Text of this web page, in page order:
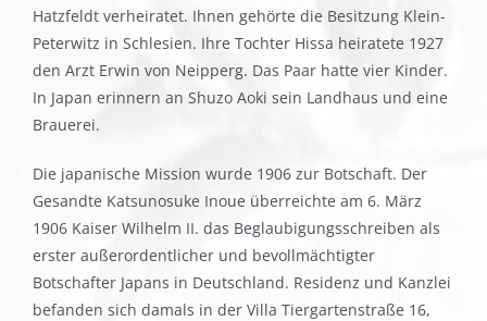
Hatzfeldt verheiratet. Ihnen gehörte die Besitzung Klein-
Peterwitz in Schlesien. Ihre Tochter Hissa heiratete 1927
den Arzt Erwin von Neipperg. Das Paar hatte vier Kinder.
In Japan erinnern an Shuzo Aoki sein Landhaus und eine
Brauerei.
Die japanische Mission wurde 1906 zur Botschaft. Der
Gesandte Katsunosuke Inoue überreichte am 6. März
1906 Kaiser Wilhelm II. das Beglaubigungsschreiben als
erster außerordentlicher und bevollmächtigter
Botschafter Japans in Deutschland. Residenz und Kanzlei
befanden sich damals in der Villa Tiergartenstraße 16,